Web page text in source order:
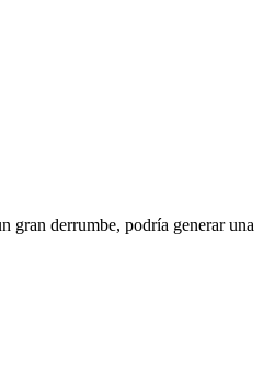
gran derrumbe, podría generar una